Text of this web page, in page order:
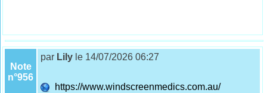
Note
n°956
par Lily le 14/07/2026 06:27
https://www.windscreenmedics.com.au/